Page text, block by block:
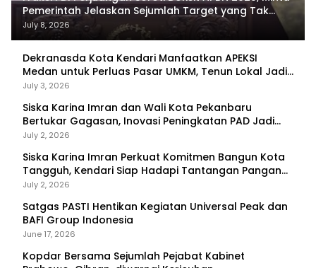
Pemerintah Jelaskan Sejumlah Target yang Tak
Tercapai
July 8, 2026
Dekranasda Kota Kendari Manfaatkan APEKSI
Medan untuk Perluas Pasar UMKM, Tenun Lokal Jadi
Primadona
July 3, 2026
Siska Karina Imran dan Wali Kota Pekanbaru
Bertukar Gagasan, Inovasi Peningkatan PAD Jadi
Fokus Diskusi
July 2, 2026
Siska Karina Imran Perkuat Komitmen Bangun Kota
Tangguh, Kendari Siap Hadapi Tantangan Pangan
dan Bencana
July 2, 2026
Satgas PASTI Hentikan Kegiatan Universal Peak dan
BAFI Group Indonesia
June 17, 2026
Kopdar Bersama Sejumlah Pejabat Kabinet